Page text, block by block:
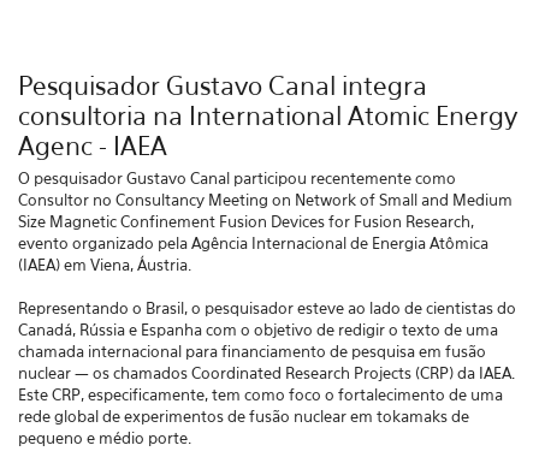
Pesquisador Gustavo Canal integra
consultoria na International Atomic Energy
Agenc - IAEA
O pesquisador Gustavo Canal participou recentemente como
Consultor no Consultancy Meeting on Network of Small and Medium
Size Magnetic Confinement Fusion Devices for Fusion Research,
evento organizado pela Agência Internacional de Energia Atômica
(IAEA) em Viena, Áustria.
Representando o Brasil, o pesquisador esteve ao lado de cientistas do
Canadá, Rússia e Espanha com o objetivo de redigir o texto de uma
chamada internacional para financiamento de pesquisa em fusão
nuclear — os chamados Coordinated Research Projects (CRP) da IAEA.
Este CRP, especificamente, tem como foco o fortalecimento de uma
rede global de experimentos de fusão nuclear em tokamaks de
pequeno e médio porte.